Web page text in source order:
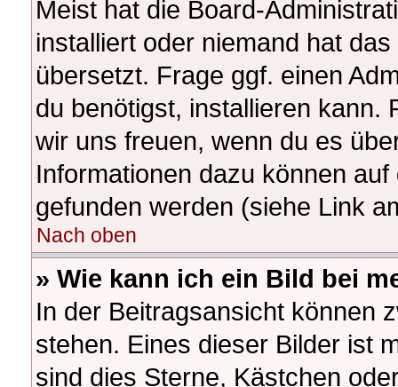
Meist hat die Board-
installiert oder niemand hat
übersetzt. Frage ggf. einen
du benötigst, installieren kann.
wir uns freuen, wenn du es
Informationen dazu können
gefunden werden (siehe Link
Nach oben
» Wie kann ich ein Bild bei
In der Beitragsansicht können
stehen. Eines dieser Bilder ist
sind dies Sterne, Kästchen